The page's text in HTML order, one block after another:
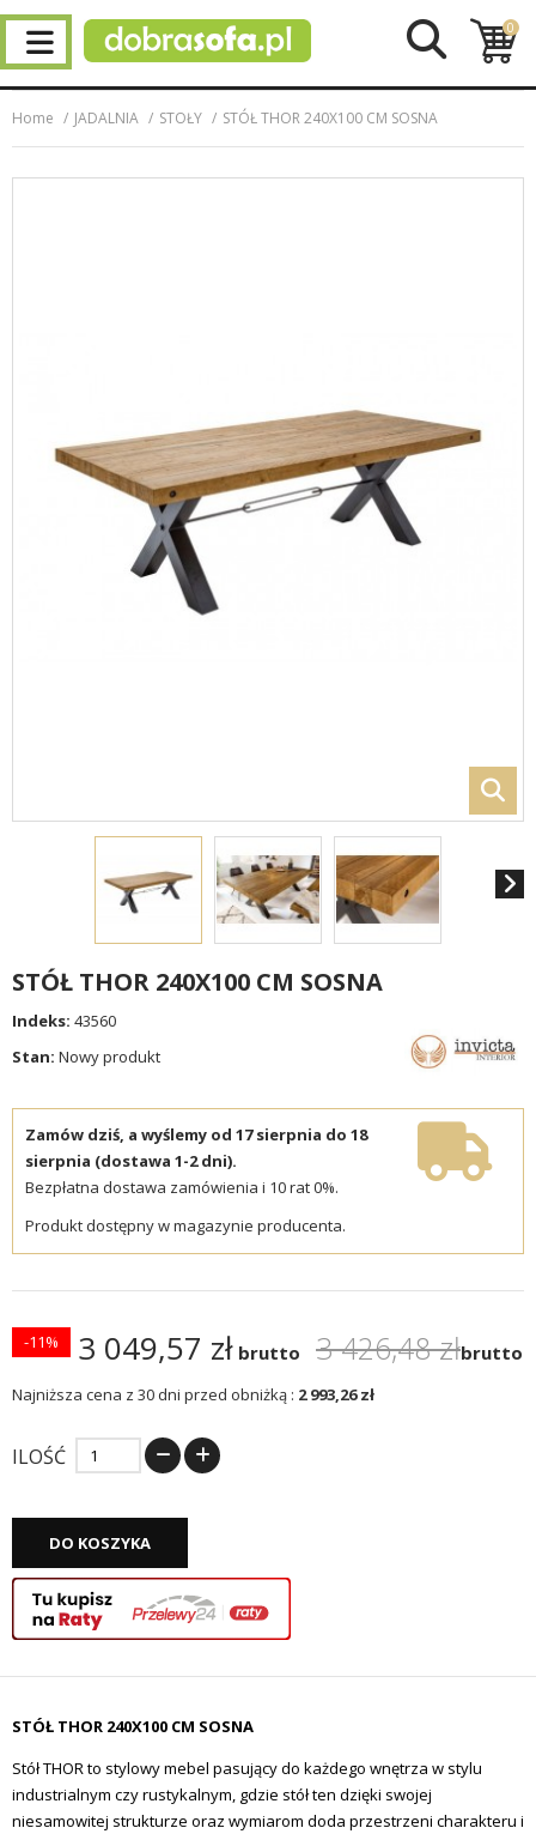
0
Home JADALNIA STOŁY STÓŁ THOR 240X100 CM SOSNA
STÓŁ THOR 240X100 CM SOSNA
Indeks: 43560
Stan: Nowy produkt
Zamów dziś, a wyślemy od 17 sierpnia do 18
sierpnia (dostawa 1-2 dni).
Bezpłatna dostawa zamówienia i 10 rat 0%.
Produkt dostępny w magazynie producenta.
3 049,57 zł brutto 3 426,48 złbrutto
-11%
Najniższa cena z 30 dni przed obniżką : 2 993,26 zł
ILOŚĆ
DO KOSZYKA
STÓŁ THOR 240X100 CM SOSNA
Stół THOR to stylowy mebel pasujący do każdego wnętrza w stylu
industrialnym czy rustykalnym, gdzie stół ten dzięki swojej
niesamowitej strukturze oraz wymiarom doda przestrzeni charakteru i